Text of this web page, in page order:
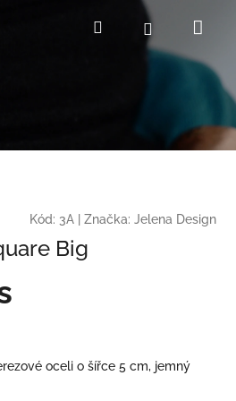
HledatPřihlášení
košík
Kód: 3A Značka: Jelena Design
Big
oceli o šířce 5 cm, jemný